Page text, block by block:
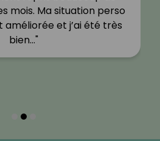
mois. Ma situation perso
améliorée et j’ai été très
bien…"